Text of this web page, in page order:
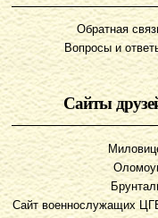
Обратная
Вопросы и
Сайты
Сайт военнослужащих